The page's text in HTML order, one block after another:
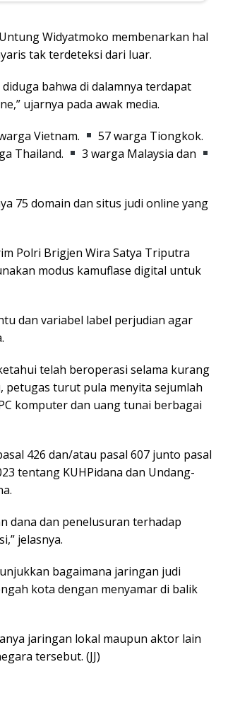
Widyatmoko membenarkan hal
tak terdeteksi dari luar.
bahwa di dalamnya terdapat
ujarnya pada awak media.
Vietnam.
57 warga Tiongkok.
Thailand.
3 warga Malaysia dan
75 domain dan situs judi online yang
Polri Brigjen Wira Satya Triputra
modus kamuflase digital untuk
dan variabel label perjudian agar
telah beroperasi selama kurang
petugas turut pula menyita sejumlah
komputer dan uang tunai berbagai
426 dan/atau pasal 607 junto pasal
tentang KUHPidana dan Undang-
dana dan penelusuran terhadap
jelasnya.
bagaimana jaringan judi
kota dengan menyamar di balik
jaringan lokal maupun aktor lain
tersebut. (JJ)